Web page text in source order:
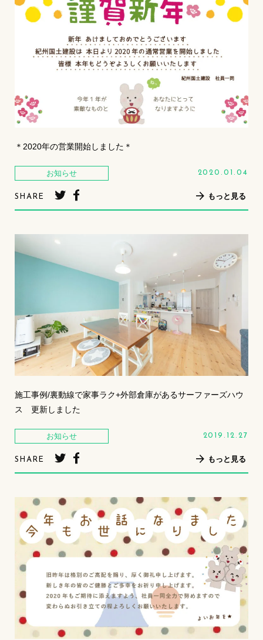
＊2020年の営業開始しました＊
お知らせ 2020.01.04
SHARE もっと見る
施工事例/裏動線で家事ラク+外部倉庫があるサーファーズハウ
ス 更新しました
お知らせ 2019.12.27
SHARE もっと見る